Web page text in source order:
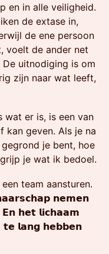
en in alle veiligheid.
de extase in,
de ene persoon
voelt de ander net
uitnodiging is om
zijn naar wat leeft,
wat er is, is een van
kan geven. Als je na
je bent, hoe
je wat ik bedoel.
team aansturen.
𝗻𝗲𝗺𝗲𝗻
𝗵𝗲𝘁 𝗹𝗶𝗰𝗵𝗮𝗮𝗺
𝘁𝗲 𝗹𝗮𝗻𝗴 𝗵𝗲𝗯𝗯𝗲𝗻